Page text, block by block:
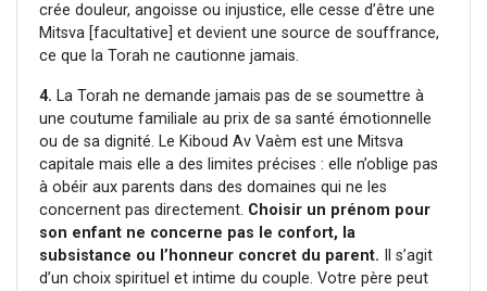
crée douleur, angoisse ou injustice, elle cesse d’être une
Mitsva [facultative] et devient une source de souffrance,
ce que la Torah ne cautionne jamais.
4. La Torah ne demande jamais pas de se soumettre à
une coutume familiale au prix de sa santé émotionnelle
ou de sa dignité. Le Kiboud Av Vaèm est une Mitsva
capitale mais elle a des limites précises : elle n’oblige pas
à obéir aux parents dans des domaines qui ne les
concernent pas directement. Choisir un prénom pour
son enfant ne concerne pas le confort, la
subsistance ou l’honneur concret du parent. Il s’agit
d’un choix spirituel et intime du couple. Votre père peut